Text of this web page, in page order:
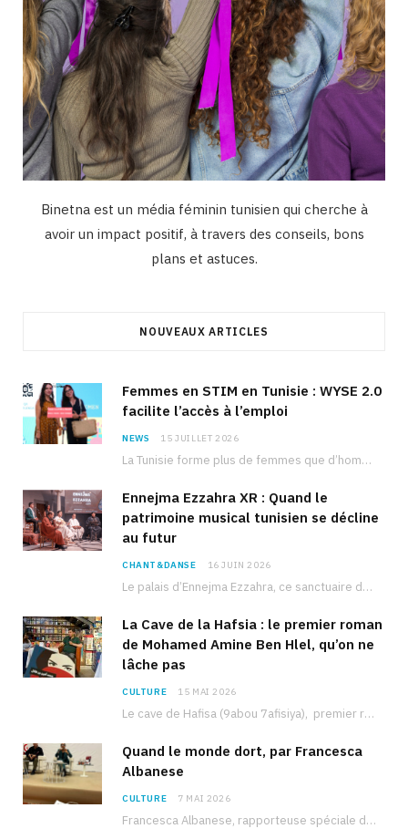
Binetna est un média féminin tunisien qui cherche à
avoir un impact positif, à travers des conseils, bons
plans et astuces.
NOUVEAUX ARTICLES
Femmes en STIM en Tunisie : WYSE 2.0
facilite l’accès à l’emploi
NEWS 15 JUILLET 2026
La Tunisie forme plus de femmes que d’hommes dans les filières scientifiques. Pourtant, pour beaucoup…
Ennejma Ezzahra XR : Quand le
patrimoine musical tunisien se décline
au futur
CHANT&DANSE 16 JUIN 2026
Le palais d’Ennejma Ezzahra, ce sanctuaire de la musique tunisienne et méditerranéenne construit par le…
La Cave de la Hafsia : le premier roman
de Mohamed Amine Ben Hlel, qu’on ne
lâche pas
CULTURE 15 MAI 2026
Le cave de Hafisa (9abou 7afisiya), premier roman du journaliste tunisien Mohamed Amine Ben Hlel,…
Quand le monde dort, par Francesca
Albanese
CULTURE 7 MAI 2026
Francesca Albanese, rapporteuse spéciale de l’ONU sur les territoires palestiniens occupés, était à Tunis pour…